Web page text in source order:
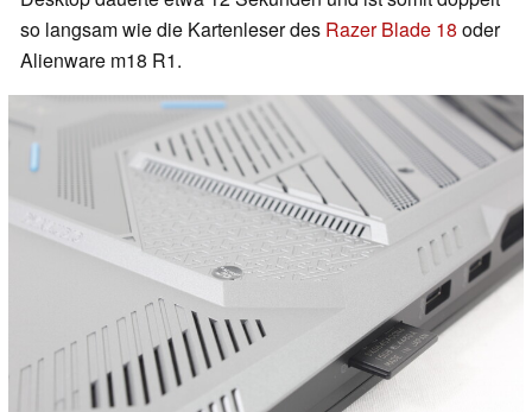
so langsam wie die Kartenleser des Razer Blade 18 oder
Alienware m18 R1.